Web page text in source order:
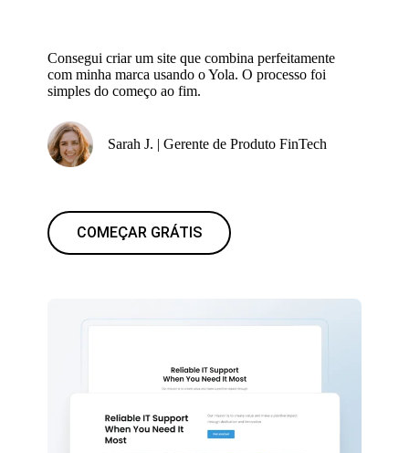
Consegui criar um site que combina perfeitamente
com minha marca usando o Yola. O processo foi
simples do começo ao fim.
Sarah J. | Gerente de Produto FinTech
COMEÇAR GRÁTIS